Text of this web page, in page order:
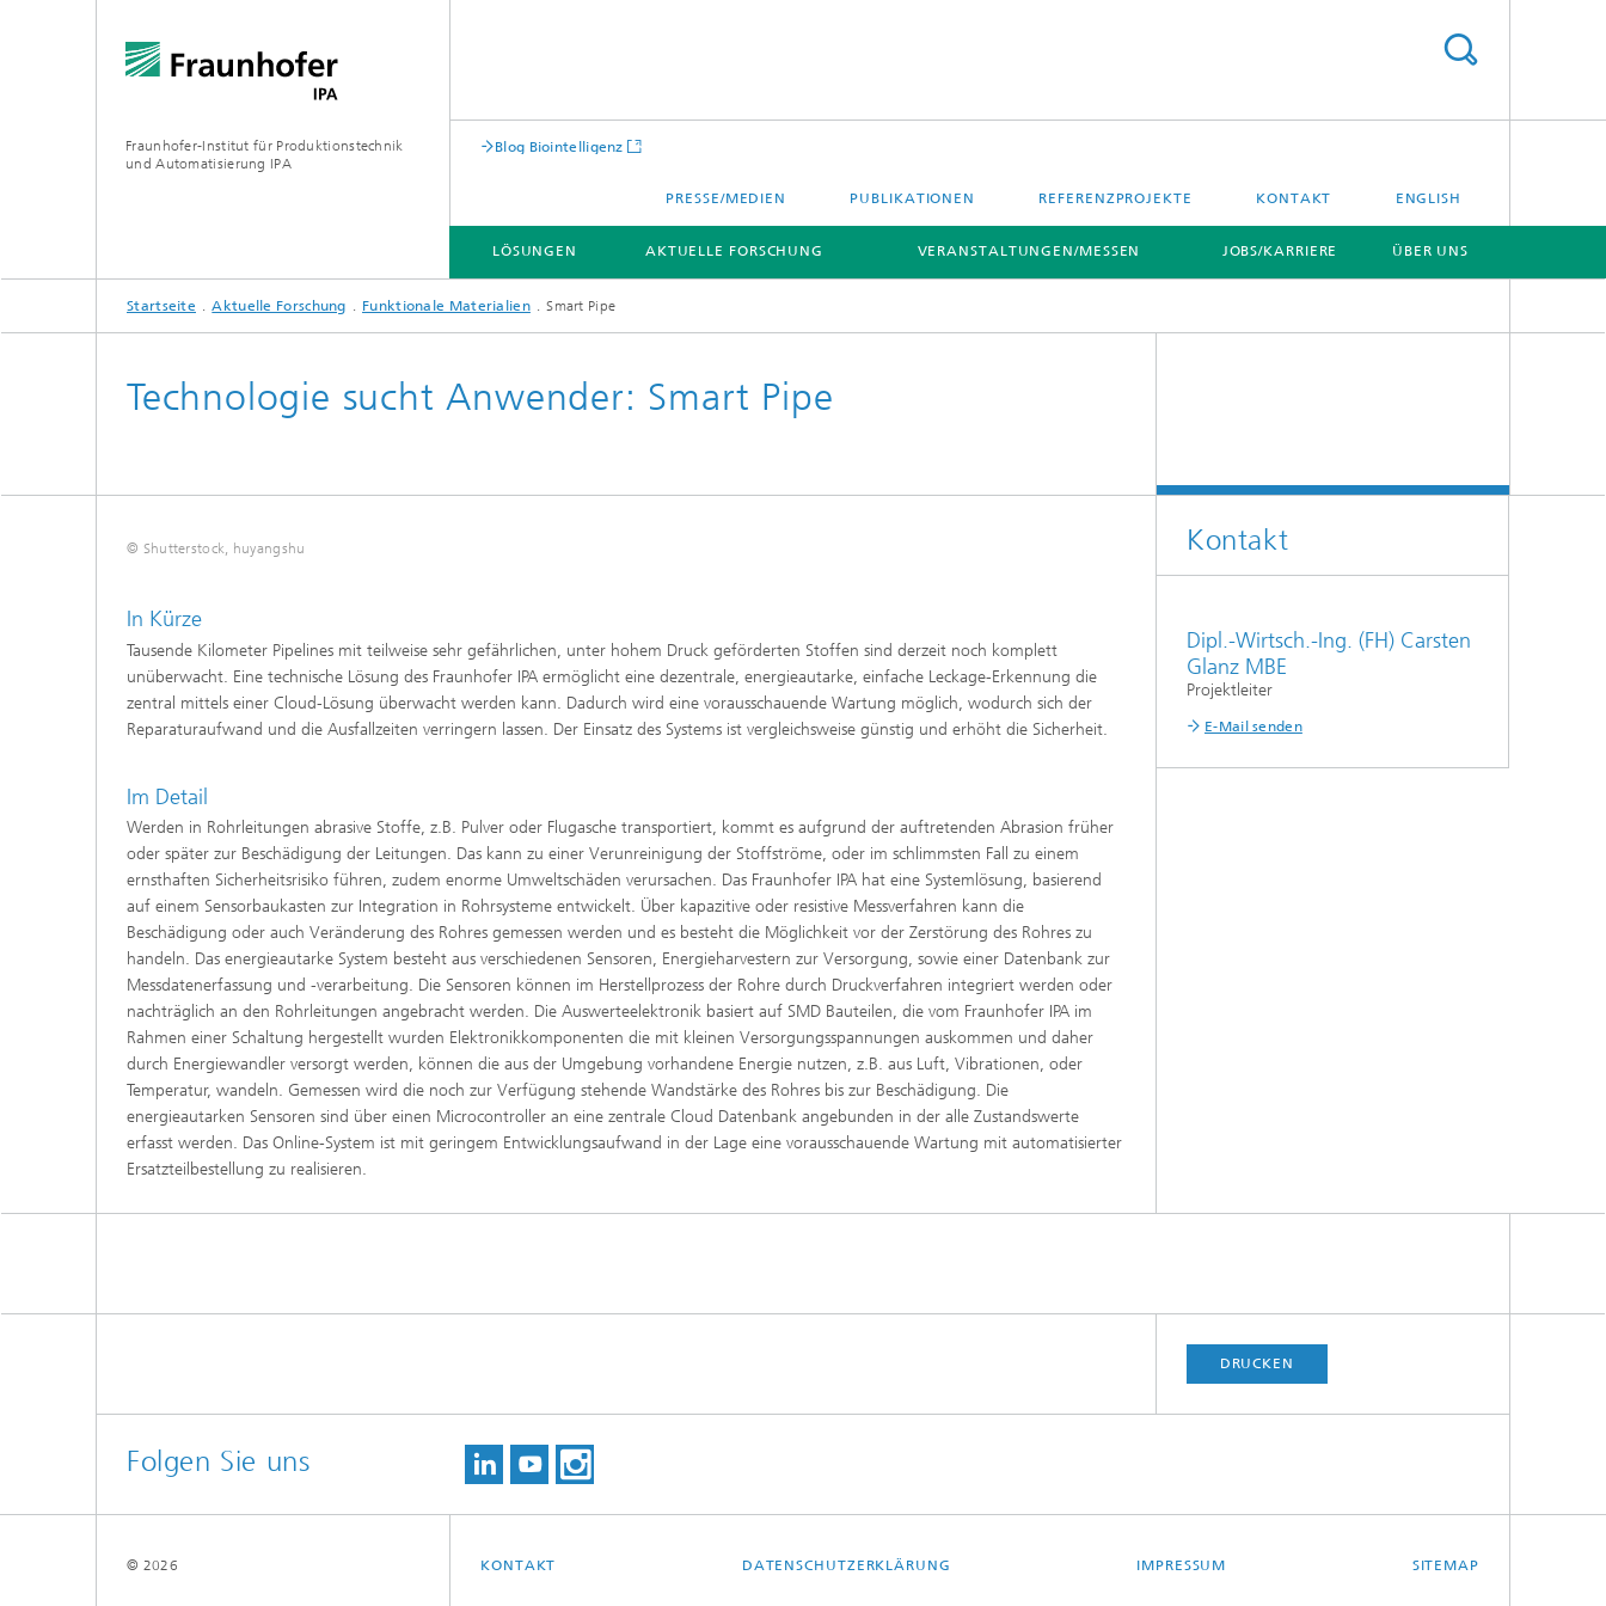
Fraunhofer-Institut für Produktionstechnik
und Automatisierung IPA
Blog Biointelligenz
PRESSE/MEDIEN PUBLIKATIONEN REFERENZPROJEKTE KONTAKT ENGLISH
LÖSUNGEN AKTUELLE FORSCHUNG VERANSTALTUNGEN/MESSEN JOBS/KARRIERE ÜBER UNS
Startseite Aktuelle Forschung Funktionale Materialien Smart Pipe
Technologie sucht Anwender: Smart Pipe
© Shutterstock, huyangshu
In Kürze
Tausende Kilometer Pipelines mit teilweise sehr gefährlichen, unter hohem Druck geförderten Stoffen sind derzeit noch komplett
unüberwacht. Eine technische Lösung des Fraunhofer IPA ermöglicht eine dezentrale, energieautarke, einfache Leckage-Erkennung die
zentral mittels einer Cloud-Lösung überwacht werden kann. Dadurch wird eine vorausschauende Wartung möglich, wodurch sich der
Reparaturaufwand und die Ausfallzeiten verringern lassen. Der Einsatz des Systems ist vergleichsweise günstig und erhöht die Sicherheit.
Im Detail
Werden in Rohrleitungen abrasive Stoffe, z.B. Pulver oder Flugasche transportiert, kommt es aufgrund der auftretenden Abrasion früher
oder später zur Beschädigung der Leitungen. Das kann zu einer Verunreinigung der Stoffströme, oder im schlimmsten Fall zu einem
ernsthaften Sicherheitsrisiko führen, zudem enorme Umweltschäden verursachen. Das Fraunhofer IPA hat eine Systemlösung, basierend
auf einem Sensorbaukasten zur Integration in Rohrsysteme entwickelt. Über kapazitive oder resistive Messverfahren kann die
Beschädigung oder auch Veränderung des Rohres gemessen werden und es besteht die Möglichkeit vor der Zerstörung des Rohres zu
handeln. Das energieautarke System besteht aus verschiedenen Sensoren, Energieharvestern zur Versorgung, sowie einer Datenbank zur
Messdatenerfassung und -verarbeitung. Die Sensoren können im Herstellprozess der Rohre durch Druckverfahren integriert werden oder
nachträglich an den Rohrleitungen angebracht werden. Die Auswerteelektronik basiert auf SMD Bauteilen, die vom Fraunhofer IPA im
Rahmen einer Schaltung hergestellt wurden Elektronikkomponenten die mit kleinen Versorgungsspannungen auskommen und daher
durch Energiewandler versorgt werden, können die aus der Umgebung vorhandene Energie nutzen, z.B. aus Luft, Vibrationen, oder
Temperatur, wandeln. Gemessen wird die noch zur Verfügung stehende Wandstärke des Rohres bis zur Beschädigung. Die
energieautarken Sensoren sind über einen Microcontroller an eine zentrale Cloud Datenbank angebunden in der alle Zustandswerte
erfasst werden. Das Online-System ist mit geringem Entwicklungsaufwand in der Lage eine vorausschauende Wartung mit automatisierter
Ersatzteilbestellung zu realisieren.
Kontakt
Dipl.-Wirtsch.-Ing. (FH) Carsten
Glanz MBE
Projektleiter
E-Mail senden
DRUCKEN
Folgen Sie uns
KONTAKT DATENSCHUTZERKLÄRUNG IMPRESSUM SITEMAP
© 2026